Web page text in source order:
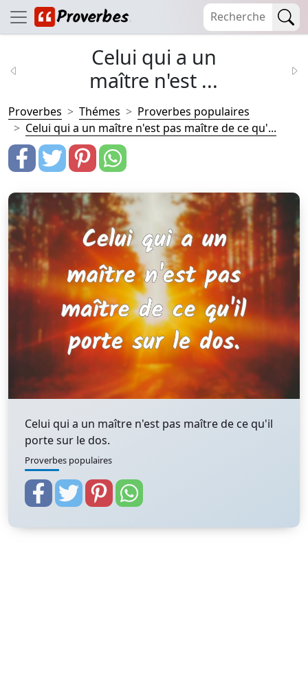
Celui qui a un
maître n'est ...
Proverbes Thémes
Proverbes populaires
Celui qui a un maître n'est pas maître de ce qu'...
Celui qui a un maître n'est pas maître de ce qu'il
porte sur le dos.
Proverbes populaires